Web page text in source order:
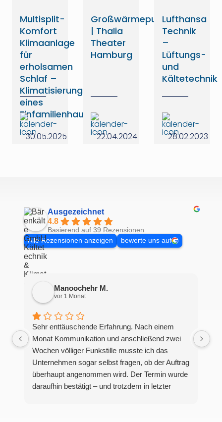
Multisplit-
Komfort
Klimaanlage
für
erholsamen
Schlaf –
Klimatisierung
eines
Einfamilienhauses
30.05.2025
Großwärmepumpe
| Thalia
Theater
Hamburg
22.04.2024
Lufthansa
Technik
–
Lüftungs-
und
Kältetechnik
28.02.2023
Ausgezeichnet
4.8
Basierend auf 39 Rezensionen
Alle Rezensionen anzeigen
bewerte uns auf
Manoochehr M.
vor 1 Monat
Sehr enttäuschende Erfahrung. Nach einem
Monat Kommunikation und anschließend zwei
Wochen völliger Funkstille musste ich das
Unternehmen sogar selbst fragen, ob der Auftrag
überhaupt angenommen wird. Der Termin wurde
daraufhin bestätigt – und trotzdem in letzter